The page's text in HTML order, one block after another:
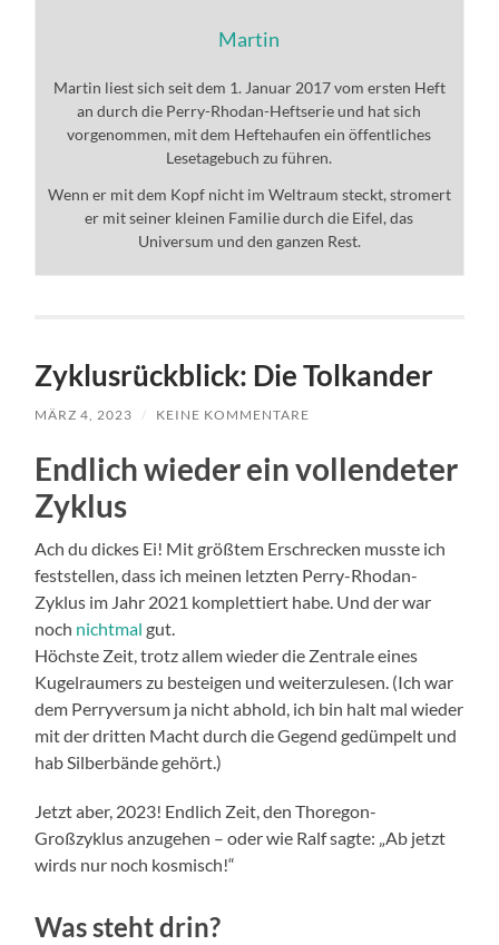
Martin
Martin liest sich seit dem 1. Januar 2017 vom ersten Heft
an durch die Perry-Rhodan-Heftserie und hat sich
vorgenommen, mit dem Heftehaufen ein öffentliches
Lesetagebuch zu führen.
Wenn er mit dem Kopf nicht im Weltraum steckt, stromert
er mit seiner kleinen Familie durch die Eifel, das
Universum und den ganzen Rest.
Zyklusrückblick: Die Tolkander
MÄRZ 4, 2023 / KEINE KOMMENTARE
Endlich wieder ein vollendeter
Zyklus
Ach du dickes Ei! Mit größtem Erschrecken musste ich
feststellen, dass ich meinen letzten Perry-Rhodan-
Zyklus im Jahr 2021 komplettiert habe. Und der war
noch nichtmal gut.
Höchste Zeit, trotz allem wieder die Zentrale eines
Kugelraumers zu besteigen und weiterzulesen. (Ich war
dem Perryversum ja nicht abhold, ich bin halt mal wieder
mit der dritten Macht durch die Gegend gedümpelt und
hab Silberbände gehört.)
Jetzt aber, 2023! Endlich Zeit, den Thoregon-
Großzyklus anzugehen – oder wie Ralf sagte: „Ab jetzt
wirds nur noch kosmisch!“
Was steht drin?